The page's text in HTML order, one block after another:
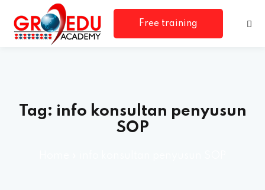
Free training
Tag: info konsultan penyusun
SOP